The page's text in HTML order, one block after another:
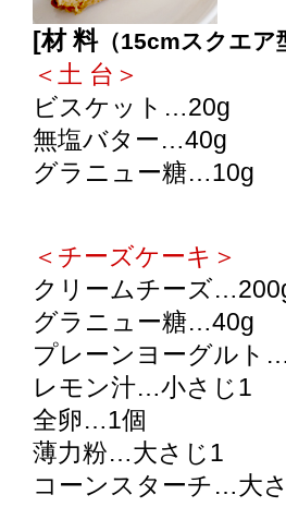
[材 料（15cmスクエア
＜土 台＞
ビスケット…20g
無塩バター…40g
グラニュー糖…10g
＜チーズケーキ＞
クリームチーズ
グラニュー糖…40g
プレーンヨーグルト
レモン汁…小さじ1
全卵…1個
薄力粉…大さじ1
コーンスターチ…大